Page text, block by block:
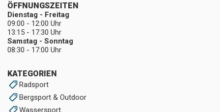
KATEGORIEN
Radsport
Bergsport & Outdoor
Wassersport
ÖFFNUNGSZEITEN
Dienstag - Freitag
09:00 - 12:00 Uhr
13:15 - 17:30 Uhr
Samstag - Sonntag
08:30 - 17:00 Uhr